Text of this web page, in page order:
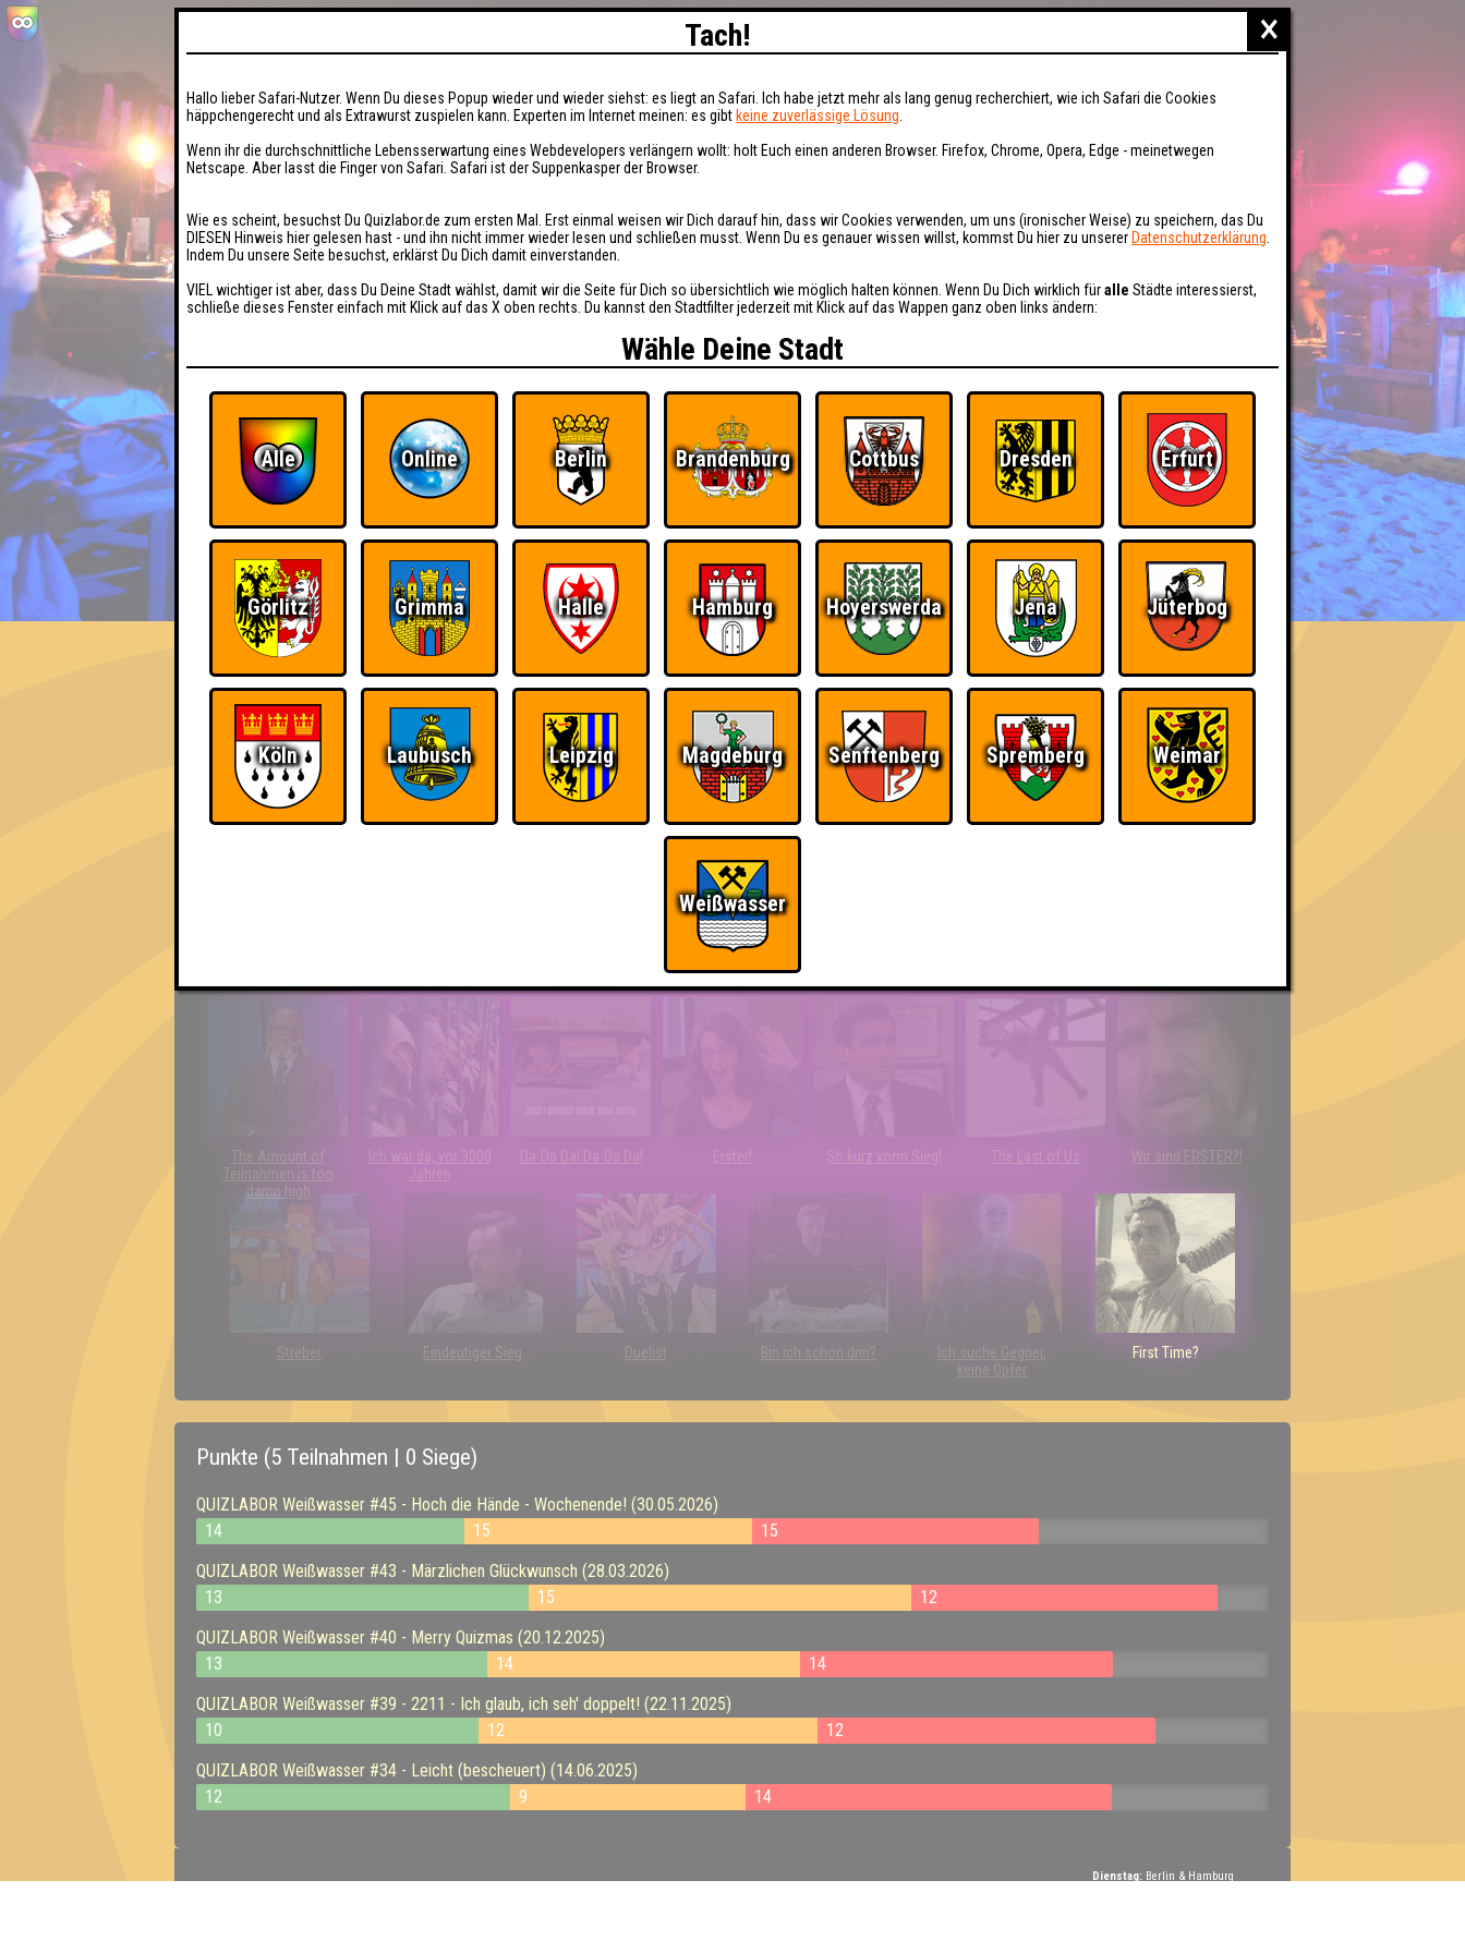
EVENTS HIGHSCORE RESERVIERUNG BUCHEN FAQ ÜBER UNS
veni vidi wiki
Errungenschaften
Kleiner Hinweis: bei uns sind Teams, die in einem Stechen verlieren, trotzdem auf dem 1. Platz - den haben sie sich schließlich verdient! Entsprechend gibt es
für diese auch Errungenschaften für den 1. Platz.
Freude
The Amount of
Teilnahmen is too
damn high
Ich war da, vor 3000
Jahren
Da-Da Da! Da-Da Da! Erster! So kurz vorm Sieg! The Last of Us Wir sind ERSTER?!
Streber Eindeutiger Sieg Duelist Bin ich schon drin?
Ich suche Gegner,
keine Opfer
First Time?
Punkte (5 Teilnahmen | 0 Siege)
QUIZLABOR Weißwasser #45 - Hoch die Hände - Wochenende! (30.05.2026)
14
15
15
QUIZLABOR Weißwasser #43 - Märzlichen Glückwunsch (28.03.2026)
13
15
12
QUIZLABOR Weißwasser #40 - Merry Quizmas (20.12.2025)
13
14
14
QUIZLABOR Weißwasser #39 - 2211 - Ich glaub, ich seh' doppelt! (22.11.2025)
10
12
12
QUIZLABOR Weißwasser #34 - Leicht (bescheuert) (14.06.2025)
12
9 14
Dienstag: Berlin & Hamburg
×
Tach!
Hallo lieber Safari-Nutzer. Wenn Du dieses Popup wieder und wieder siehst: es liegt an Safari. Ich habe jetzt mehr als lang genug recherchiert, wie ich Safari die Cookies
häppchengerecht und als Extrawurst zuspielen kann. Experten im Internet meinen: es gibt keine zuverlässige Lösung
Wenn ihr die durchschnittliche Lebensserwartung eines Webdevelopers verlängern wollt: holt Euch einen anderen Browser. Firefox, Chrome, Opera, Edge - meinetwegen
Netscape. Aber lasst die Finger von Safari. Safari ist der Suppenkasper der Browser.
Wie es scheint, besuchst Du Quizlabor.de zum ersten Mal. Erst einmal weisen wir Dich darauf hin, dass wir Cookies verwenden, um uns (ironischer Weise) zu speichern, das Du
DIESEN Hinweis hier gelesen hast - und ihn nicht immer wieder lesen und schließen musst. Wenn Du es genauer wissen willst, kommst Du hier zu unserer Datenschutzerklärung
Indem Du unsere Seite besuchst, erklärst Du Dich damit einverstanden.
VIEL wichtiger ist aber, dass Du Deine Stadt wählst, damit wir die Seite für Dich so übersichtlich wie möglich halten können. Wenn Du Dich wirklich füralle Städte interessierst,
schließe dieses Fenster einfach mit Klick auf das X oben rechts. Du kannst den Stadtfilter jederzeit mit Klick auf das Wappen ganz oben links ändern:
Wähle Deine Stadt
Alle Online Berlin Brandenburg Cottbus Dresden Erfurt
Görlitz Grimma Halle Hamburg Hoyerswerda Jena Jüterbog
Köln Laubusch Leipzig Magdeburg Senftenberg Spremberg Weimar
Weißwasser